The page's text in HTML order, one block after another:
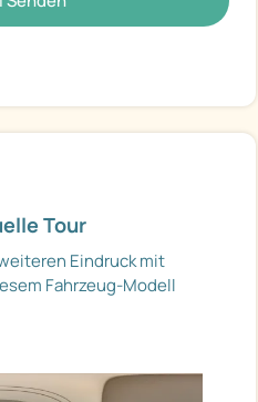
Tour
Eindruck mit
Fahrzeug-Modell